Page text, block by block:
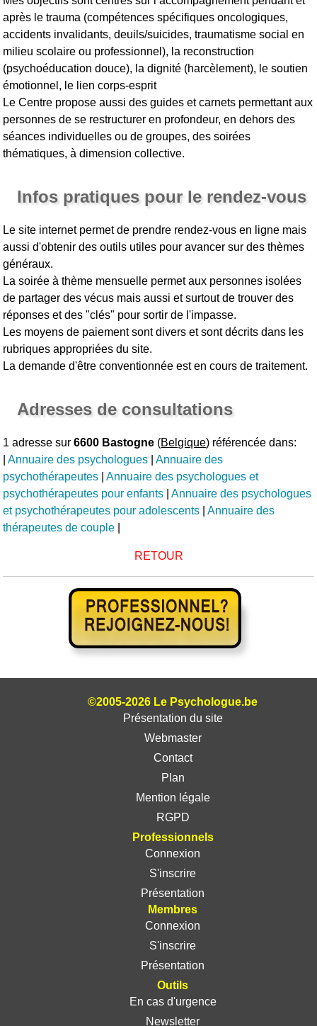
après le trauma (compétences spécifiques oncologiques,
accidents invalidants, deuils/suicides, traumatisme social en
milieu scolaire ou professionnel), la reconstruction
(psychoéducation douce), la dignité (harcèlement), le soutien
émotionnel, le lien corps-esprit
Le Centre propose aussi des guides et carnets permettant aux
personnes de se restructurer en profondeur, en dehors des
séances individuelles ou de groupes, des soirées
thématiques, à dimension collective.
Infos pratiques pour le rendez-vous
Le site internet permet de prendre rendez-vous en ligne mais
aussi d'obtenir des outils utiles pour avancer sur des thèmes
généraux.
La soirée à thème mensuelle permet aux personnes isolées
de partager des vécus mais aussi et surtout de trouver des
réponses et des "clés" pour sortir de l'impasse.
Les moyens de paiement sont divers et sont décrits dans les
rubriques appropriées du site.
La demande d'être conventionnée est en cours de traitement.
Adresses de consultations
1 adresse sur6600 Bastogne (Belgique) référencée dans:
|Annuaire des psychologues |Annuaire des
psychothérapeutes |Annuaire des psychologues et
psychothérapeutes pour enfants |Annuaire des psychologues
et psychothérapeutes pour adolescents |Annuaire des
thérapeutes de couple
RETOUR
©2005-2026 Le Psychologue.be
Présentation du site
Webmaster
Contact
Plan
Mention légale
RGPD
Professionnels
Connexion
S'inscrire
Présentation
Membres
Connexion
S'inscrire
Présentation
Outils
En cas d'urgence
Newsletter